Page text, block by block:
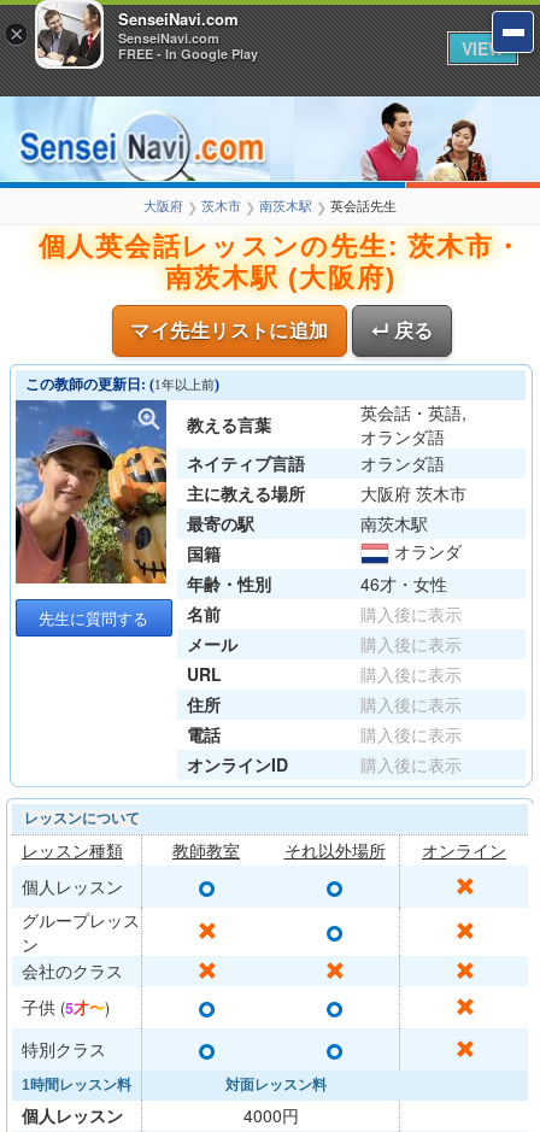
大阪府 ❯ 茨木市 ❯ 南茨木駅 ❯ 英会話先生
個人英会話レッスンの先生: 茨木市・
南茨木駅 (大阪府)
マイ先生リストに追加 ↵ 戻る
この教師の更新日: (1年以上前)
先生に質問する
教える言葉
英会話・英語,
オランダ語
ネイティブ言語
オランダ語
主に教える場所
大阪府 茨木市
最寄の駅
南茨木駅
国籍
オランダ
年齢・性別
46才・女性
名前
購入後に表示
メール
購入後に表示
URL
購入後に表示
住所
購入後に表示
電話
購入後に表示
オンラインID
購入後に表示
レッスンについて
レッスン種類 教師教室 それ以外場所
オンライン
個人レッスン
○ ○ ✕
グループレッス
ン
✕ ○ ✕
会社のクラス ✕ ✕ ✕
子供 (5才〜) ○ ○ ✕
特別クラス ○ ○ ✕
1時間レッスン料 対面レッスン料
個人レッスン
4000円
×
SenseiNavi.com
SenseiNavi.com
FREE - In Google Play
VIEW